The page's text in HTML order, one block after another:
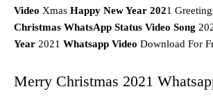
Video Xmas Happy New Year 2021
Christmas WhatsApp Status Video Song
Year 2021 Whatsapp Video Download For
Merry Christmas 2021